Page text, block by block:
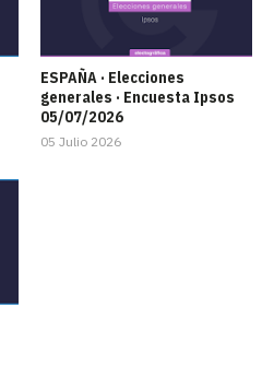
ESPAÑA · Elecciones
generales · Encuesta Ipsos
05/07/2026
05 Julio 2026